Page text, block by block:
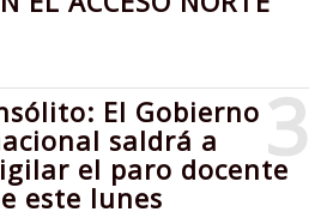
3
El Gobierno
saldrá a
el paro docente
este lunes